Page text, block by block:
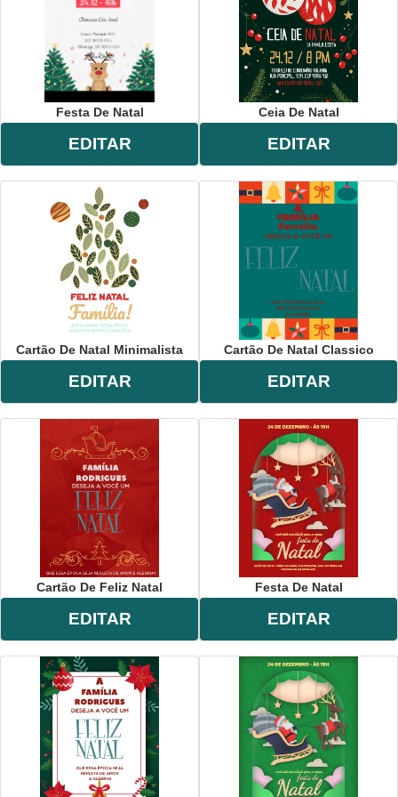
Festa De Natal
EDITAR
Ceia De Natal
EDITAR
Cartão De Natal Minimalista
EDITAR
Cartão De Natal Classico
EDITAR
Cartão De Feliz Natal
EDITAR
Festa De Natal
EDITAR